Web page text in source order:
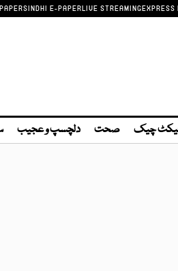
SINDHI E-PAPERLIVE STREAMINGEXPRESS
چیک صحت دلچسپ و عجیب